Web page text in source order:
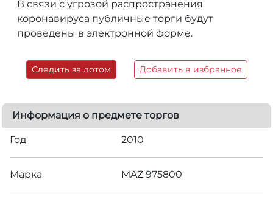
В связи с угрозой распространения
коронавируса публичные торги будут
проведены в электронной форме.
Следить за лотом Добавить в избранное
Информация о предмете торгов
Год 2010
Марка MAZ 975800